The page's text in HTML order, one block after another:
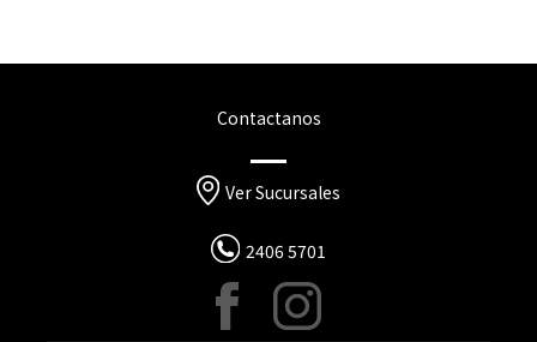
Contactanos
Ver Sucursales
2406 5701